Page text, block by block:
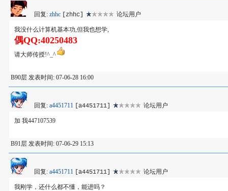
回复: zhhc [zhhc] 论坛用户
我没什么计算机基本功,但我也想学,
偶QQ:40250483
请大师传授!^_^
B90层 发表时间: 07-06-28 16:00
回复: a4451711 [a4451711] 论坛用户
加 我447107539
B91层 发表时间: 07-06-29 15:13
回复: a4451711 [a4451711] 论坛用户
我刚学，还什么都不懂，能进吗？